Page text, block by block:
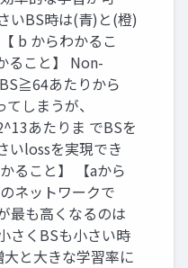
いBS時は(青)と(橙)
b からわかるこ
ること】 Non-
あたりから
しまうが、
あたりま でBSを
いlossを実現でき
ること】 【aから
ネットワークで
最も高くなるのは
さくBSも小さい時
と大きな学習率に